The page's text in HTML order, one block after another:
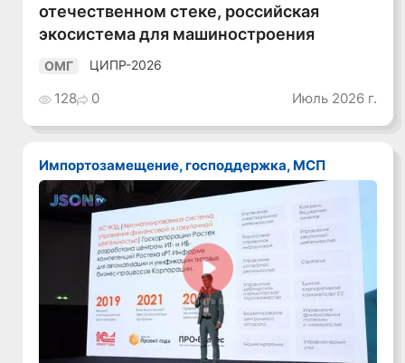
отечественном стеке, российская
экосистема для машиностроения
ОМГ ЦИПР-2026
128 0 Июль 2026 г.
Импортозамещение, господдержка, МСП
Смотреть видео